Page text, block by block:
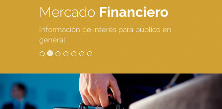
Mercado Financiero
Información de interés para público en
general